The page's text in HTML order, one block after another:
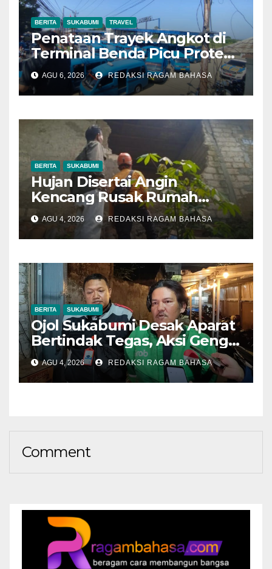
BERITA SUKABUMI TRAVEL
Penataan Trayek Angkot di
Terminal Benda Picu Protes
Sopir, Dishub: Belum Ada
Keputusan Final
AGU 6, 2026 REDAKSI RAGAM BAHASA
BERITA SUKABUMI
Hujan Disertai Angin
Kencang Rusak Rumah
Warga di Dramaga, BPBD
Lakukan Pendataan
AGU 4, 2026 REDAKSI RAGAM BAHASA
BERITA SUKABUMI
Ojol Sukabumi Desak Aparat
Bertindak Tegas, Aksi Geng
Motor Dinilai Semakin
Mengancam Keselamatan
AGU 4, 2026 REDAKSI RAGAM BAHASA
Comment